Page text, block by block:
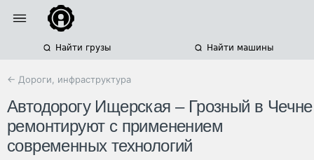
Найти грузы Найти машины
← Дороги, инфраструктура
Автодорогу Ищерская – Грозный в Чечне
ремонтируют с применением
современных технологий